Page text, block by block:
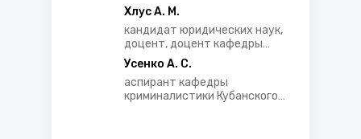
методике расследования
незаконного участия в
предпринимательской
деятельности
Хлус А. М.
кандидат юридических наук,
доцент, доцент кафедры
криминалистики, докторант
Белорусского
государственного
университета
Усенко А. С.
аспирант кафедры
криминалистики Кубанского